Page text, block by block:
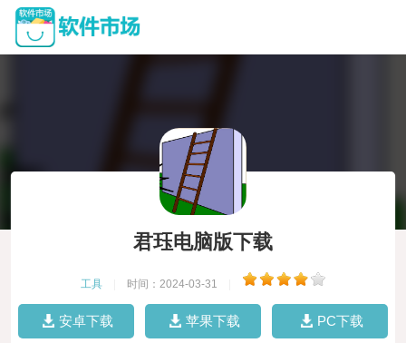
君珏电脑版下载
工具 时间：2024-03-31
安卓下载 苹果下载 PC下载